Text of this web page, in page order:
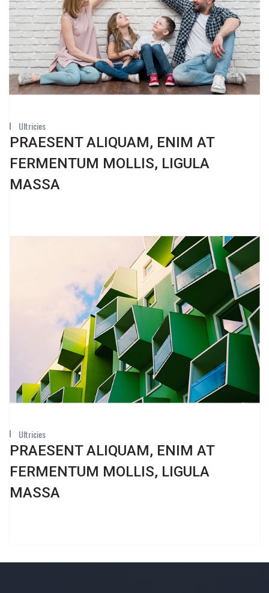
Ultricies
PRAESENT ALIQUAM, ENIM AT
FERMENTUM MOLLIS, LIGULA
MASSA
Ultricies
PRAESENT ALIQUAM, ENIM AT
FERMENTUM MOLLIS, LIGULA
MASSA